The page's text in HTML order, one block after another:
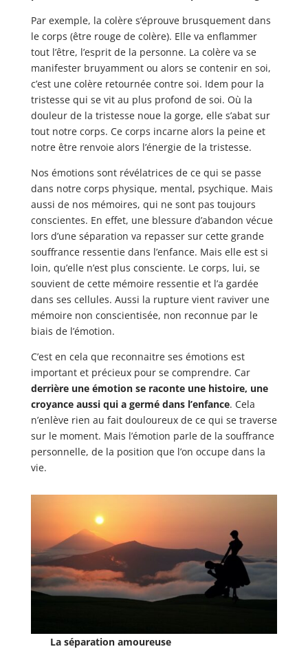
Par exemple, la colère s’éprouve brusquement dans
le corps (être rouge de colère). Elle va enflammer
tout l’être, l’esprit de la personne. La colère va se
manifester bruyamment ou alors se contenir en soi,
c’est une colère retournée contre soi. Idem pour la
tristesse qui se vit au plus profond de soi. Où la
douleur de la tristesse noue la gorge, elle s’abat sur
tout notre corps. Ce corps incarne alors la peine et
notre être renvoie alors l’énergie de la tristesse.
Nos émotions sont révélatrices de ce qui se passe
dans notre corps physique, mental, psychique. Mais
aussi de nos mémoires, qui ne sont pas toujours
conscientes. En effet, une blessure d’abandon vécue
lors d’une séparation va repasser sur cette grande
souffrance ressentie dans l’enfance. Mais elle est si
loin, qu’elle n’est plus consciente. Le corps, lui, se
souvient de cette mémoire ressentie et l’a gardée
dans ses cellules. Aussi la rupture vient raviver une
mémoire non conscientisée, non reconnue par le
biais de l’émotion.
C’est en cela que reconnaitre ses émotions est
important et précieux pour se comprendre. Car
derrière une émotion se raconte une histoire, une
croyance aussi qui a germé dans l’enfance. Cela
n’enlève rien au fait douloureux de ce qui se traverse
sur le moment. Mais l’émotion parle de la souffrance
personnelle, de la position que l’on occupe dans la
vie.
La séparation amoureuse